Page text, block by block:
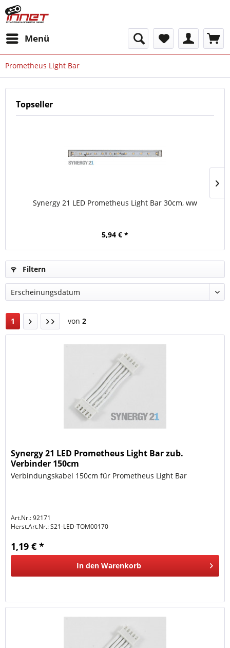
Menü
Prometheus Light Bar
Topseller
Synergy 21 LED Prometheus Light Bar 30cm, ww
5,94 € *
Filtern
1 von 2
Synergy 21 LED Prometheus Light Bar zub.
Verbinder 150cm
Verbindungskabel 150cm für Prometheus Light Bar
Art.Nr.: 92171
Herst.Art.Nr.:S21-LED-TOM00170
1,19 € *
In den Warenkorb